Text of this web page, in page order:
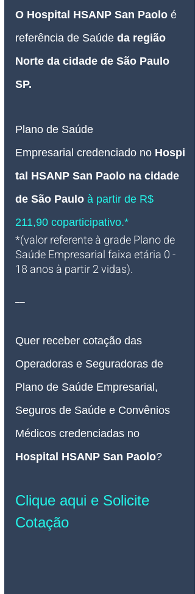
O Hospital HSANP San Paolo é
referência de Saúde da região
Norte da cidade de São Paulo
SP.
Plano de Saúde
Empresarial credenciado no Hospi
tal HSANP San Paolo na cidade
de São Paulo à partir de R$
211,90 coparticipativo.*
*(valor referente à grade Plano de
Saúde Empresarial faixa etária 0 -
18 anos à partir 2 vidas).
__
Quer receber cotação das
Operadoras e Seguradoras de
Plano de Saúde Empresarial,
Seguros de Saúde e Convênios
Médicos credenciadas no
Hospital HSANP San Paolo?
Clique aqui e Solicite
Cotação